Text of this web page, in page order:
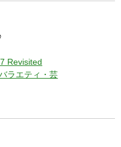
Revisited
ラエティ・芸